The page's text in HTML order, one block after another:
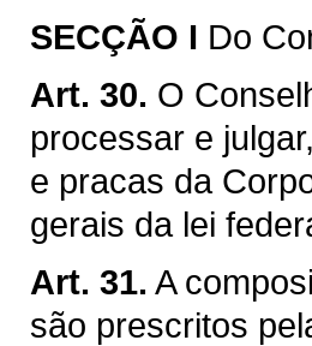
SECÇÃO I Do
Art. 30. O
processar e
e pracas da
gerais da lei
Art. 31. A
são prescritos